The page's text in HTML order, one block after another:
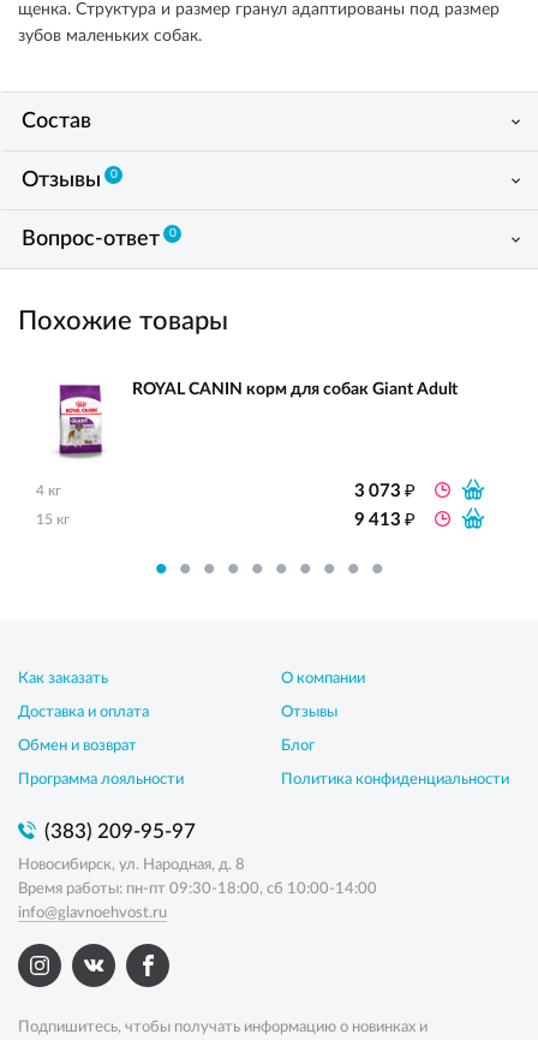
щенка. Структура и размер гранул адаптированы под размер
зубов маленьких собак.
Состав
Отзывы 0
Вопрос-ответ 0
Похожие товары
ROYAL CANIN корм для собак Giant Adult
4 кг 3 073₽
15 кг 9 413₽
Как заказать
Доставка и оплата
Обмен и возврат
Программа лояльности
О компании
Отзывы
Блог
Политика конфиденциальности
(383) 209-95-97
Новосибирск, ул. Народная, д. 8
Время работы: пн-пт 09:30-18:00, сб 10:00-14:00
info@glavnoehvost.ru
Подпишитесь, чтобы получать информацию о новинках и